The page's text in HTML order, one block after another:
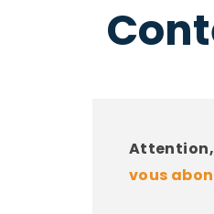
Attention,
vous